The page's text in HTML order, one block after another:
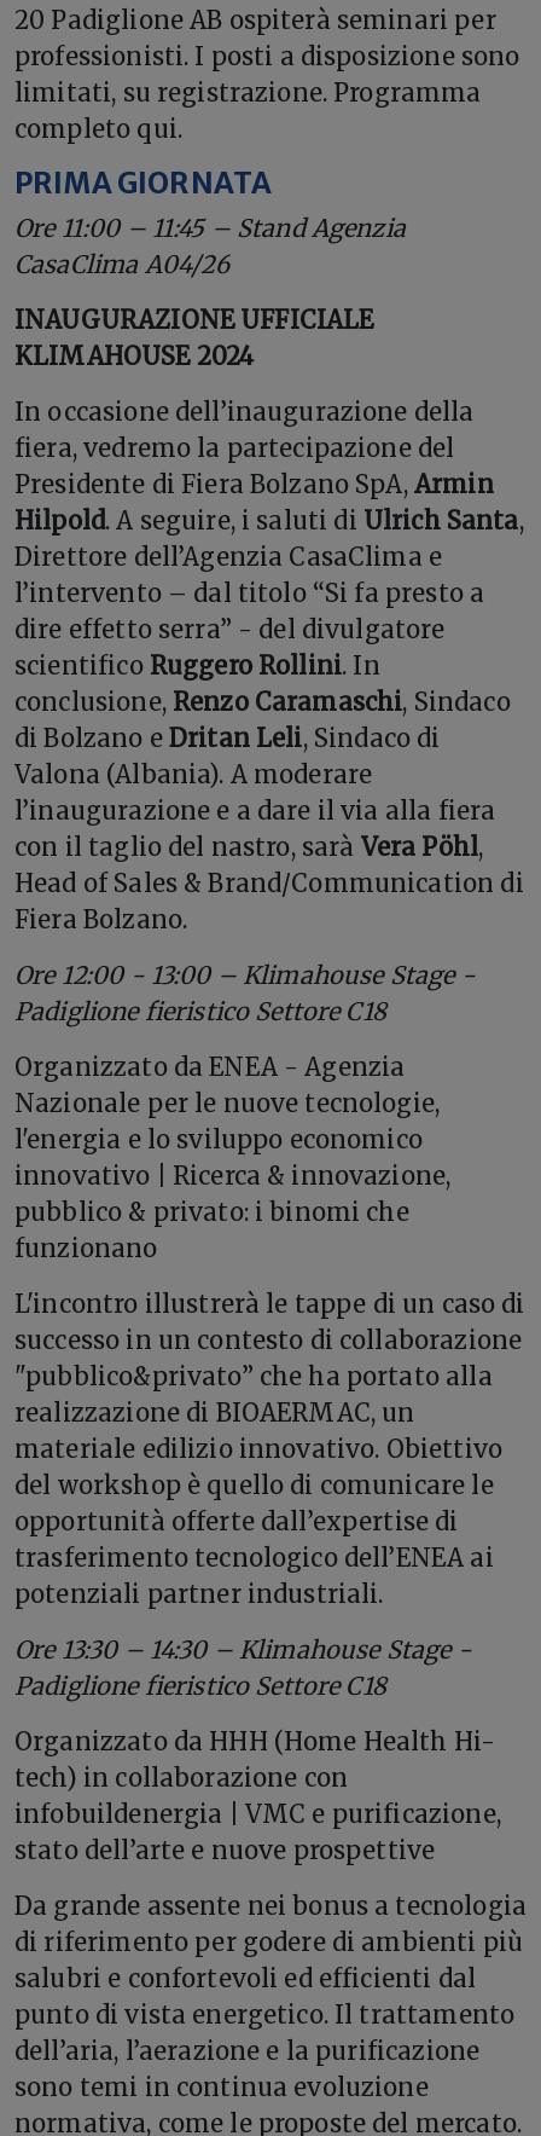
20 Padiglione AB ospiterà seminari per
professionisti. I posti a disposizione sono
limitati, su registrazione. Programma
completo qui.
PRIMA GIORNATA
Ore 11:00 – 11:45 – Stand Agenzia
CasaClima A04/26
INAUGURAZIONE UFFICIALE
KLIMAHOUSE 2024
In occasione dell’inaugurazione della
fiera, vedremo la partecipazione del
Presidente di Fiera Bolzano SpA, Armin
Hilpold. A seguire, i saluti di Ulrich Santa,
Direttore dell’Agenzia CasaClima e
l’intervento – dal titolo “Si fa presto a
dire effetto serra” - del divulgatore
scientifico Ruggero Rollini. In
conclusione, Renzo Caramaschi, Sindaco
di Bolzano e Dritan Leli, Sindaco di
Valona (Albania). A moderare
l’inaugurazione e a dare il via alla fiera
con il taglio del nastro, sarà Vera Pöhl,
Head of Sales & Brand/Communication di
Fiera Bolzano.
Ore 12:00 - 13:00 – Klimahouse Stage -
Padiglione fieristico Settore C18
Organizzato da ENEA - Agenzia
Nazionale per le nuove tecnologie,
l'energia e lo sviluppo economico
innovativo | Ricerca & innovazione,
pubblico & privato: i binomi che
funzionano
L'incontro illustrerà le tappe di un caso di
successo in un contesto di collaborazione
"pubblico&privato” che ha portato alla
realizzazione di BIOAERMAC, un
materiale edilizio innovativo. Obiettivo
del workshop è quello di comunicare le
opportunità offerte dall’expertise di
trasferimento tecnologico dell’ENEA ai
potenziali partner industriali.
Ore 13:30 – 14:30 – Klimahouse Stage -
Padiglione fieristico Settore C18
Organizzato da HHH (Home Health Hi-
tech) in collaborazione con
infobuildenergia | VMC e purificazione,
stato dell’arte e nuove prospettive
Da grande assente nei bonus a tecnologia
di riferimento per godere di ambienti più
salubri e confortevoli ed efficienti dal
punto di vista energetico. Il trattamento
dell’aria, l’aerazione e la purificazione
sono temi in continua evoluzione
normativa, come le proposte del mercato.